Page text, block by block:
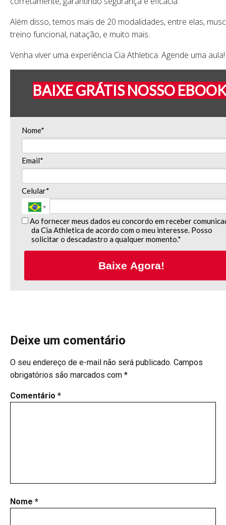
Além disso, temos mais de 20 modalidades, entre elas,
treino funcional, natação, e muito mais.
Venha viver uma experiência Cia Athletica. Agende uma
BAIXE GRÁTIS NOSSO
Nome*
Email*
Celular*
Ao fornecer meus dados eu concordo em receber
da Cia Athletica de acordo com o meu interesse. Posso
solicitar o descadastro a qualquer momento.*
Baixe Agora!
Deixe um comentário
O seu endereço de e-mail não será publicado. Campos
obrigatórios são marcados com *
Comentário *
Nome *